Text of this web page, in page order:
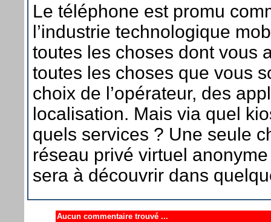
Le téléphone est promu
l’industrie technologique
toutes les choses dont vous
toutes les choses que vous
choix de l’opérateur, des
localisation. Mais via quel
quels services ? Une seule
réseau privé virtuel
sera à découvrir dans
Aucun commentaire trouvé ...